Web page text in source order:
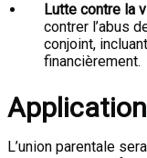
Lutte contre la
contrer l’abus
conjoint,
financièrement.
L’union parentale